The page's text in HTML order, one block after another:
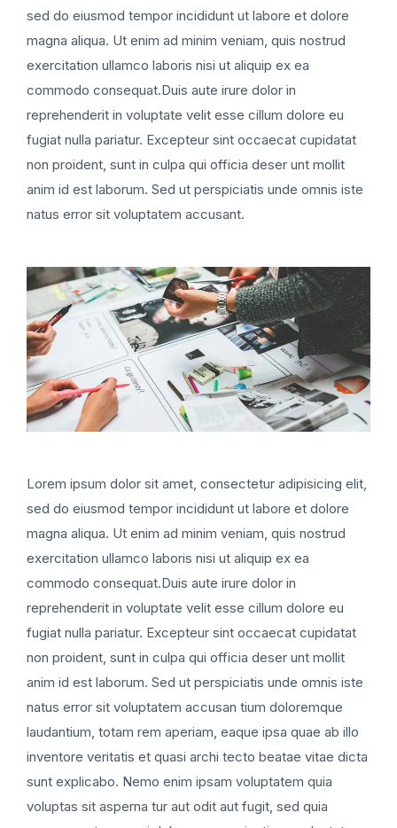
sed do eiusmod tempor incididunt ut labore et dolore
magna aliqua. Ut enim ad minim veniam, quis nostrud
exercitation ullamco laboris nisi ut aliquip ex ea
commodo consequat.Duis aute irure dolor in
reprehenderit in voluptate velit esse cillum dolore eu
fugiat nulla pariatur. Excepteur sint occaecat cupidatat
non proident, sunt in culpa qui officia deser unt mollit
anim id est laborum. Sed ut perspiciatis unde omnis iste
natus error sit voluptatem accusant.
Lorem ipsum dolor sit amet, consectetur adipisicing elit,
sed do eiusmod tempor incididunt ut labore et dolore
magna aliqua. Ut enim ad minim veniam, quis nostrud
exercitation ullamco laboris nisi ut aliquip ex ea
commodo consequat.Duis aute irure dolor in
reprehenderit in voluptate velit esse cillum dolore eu
fugiat nulla pariatur. Excepteur sint occaecat cupidatat
non proident, sunt in culpa qui officia deser unt mollit
anim id est laborum. Sed ut perspiciatis unde omnis iste
natus error sit voluptatem accusan tium doloremque
laudantium, totam rem aperiam, eaque ipsa quae ab illo
inventore veritatis et quasi archi tecto beatae vitae dicta
sunt explicabo. Nemo enim ipsam voluptatem quia
voluptas sit asperna tur aut odit aut fugit, sed quia